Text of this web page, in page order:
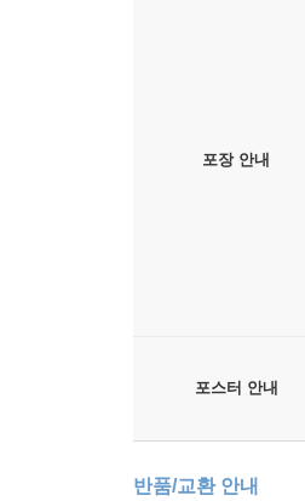
포장 안내
포스터 안내
반품/교환 안내